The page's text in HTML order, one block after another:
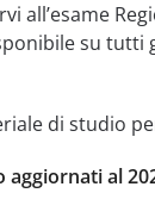
all’esame
su tutti
di studio
aggiornati al